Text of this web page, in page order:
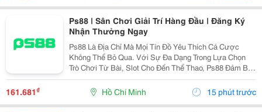
Ps88 | Sân Chơi Giải Trí Hàng Đầu | Đăng Ký
Nhận Thưởng Ngay
Ps88 Là Địa Chỉ Mà Mọi Tín Đồ Yêu Thích Cá Cược
Không Thể Bỏ Qua. Với Sự Đa Dạng Trong Lựa Chọn
Trò Chơi Từ Bài, Slot Cho Đến Thể Thao, Ps88 Đảm Bảo
Mang Đến Những Giây Phút Thư Giãn Đầy Thú Vị Cho
Người Chơi. Chúng Tôi Cam Kết Cung Cấp Dịch Vụ
Chăm...
161.681₫ Hồ Chí Minh 15 phút trước